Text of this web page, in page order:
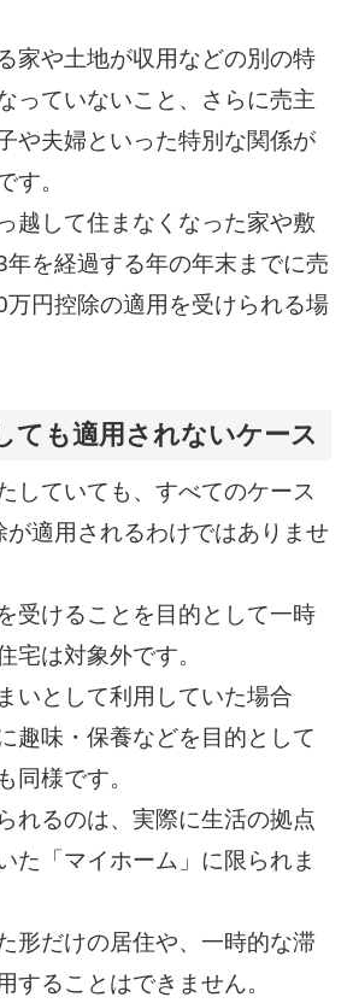
家や土地が収用などの別の特
っていないこと、さらに売主
や夫婦といった特別な関係が
す。
越して住まなくなった家や敷
を経過する年の年末までに売
円控除の適用を受けられる場
ても適用されないケース
していても、すべてのケース
適用されるわけではありませ
受けることを目的として一時
宅は対象外です。
いとして利用していた場合
趣味・保養などを目的として
同様です。
れるのは、実際に生活の拠点
た「マイホーム」に限られま
形だけの居住や、一時的な滞
することはできません。